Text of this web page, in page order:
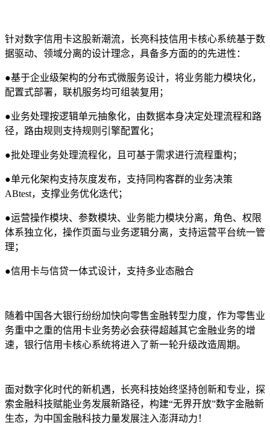
针对数字信用卡这股新潮流，长亮科技信用卡核心系统基于数
据驱动、领域分离的设计理念，具备多方面的的先进性：
●基于企业级架构的分布式微服务设计，将业务能力模块化，
配置式部署，联机服务均可组装复用；
●业务处理按逻辑单元抽象化，由数据本身决定处理流程和路
径，路由规则支持规则引擎配置化；
●批处理业务处理流程化，且可基于需求进行流程重构；
●单元化架构支持灰度发布，支持同构客群的业务决策
ABtest，支撑业务优化迭代；
●运营操作模块、参数模块、业务能力模块分离，角色、权限
体系独立化，操作页面与业务逻辑分离，支持运营平台统一管
理；
●信用卡与信贷一体式设计，支持多业态融合
随着中国各大银行纷纷加快向零售金融转型力度，作为零售业
务重中之重的信用卡业务势必会获得超越其它金融业务的增
速，银行信用卡核心系统将进入了新一轮升级改造周期。
面对数字化时代的新机遇，长亮科技始终坚持创新和专业，探
索金融科技赋能业务发展新路径，构建“无界开放”数字金融新
生态，为中国金融科技力量发展注入澎湃动力！